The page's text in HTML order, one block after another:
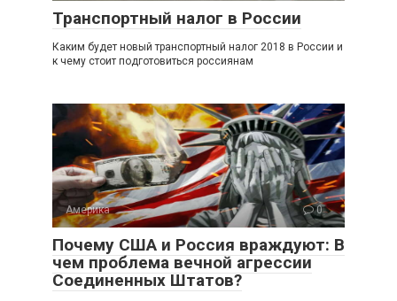
Транспортный налог в России
Каким будет новый транспортный налог 2018 в России и
к чему стоит подготовиться россиянам
Америка 0
Почему США и Россия враждуют: В
чем проблема вечной агрессии
Соединенных Штатов?